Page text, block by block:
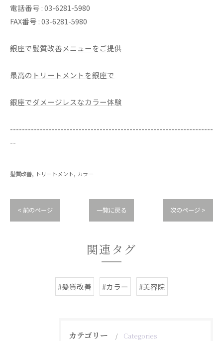
電話番号 : 03-6281-5980
FAX番号 : 03-6281-5980
銀座で髪質改善メニューをご提供
最高のトリートメントを銀座で
銀座でダメージレスなカラー体験
--------------------------------------------------------------------
--
髪質改善 トリートメント カラー
< 前のページ 一覧に戻る 次のページ >
関連タグ
#髪質改善 #カラー #美容院
カテゴリー Categories